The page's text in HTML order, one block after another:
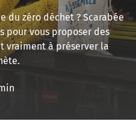
du zéro déchet ? Scarabée
pour vous proposer des
vraiment à préserver la